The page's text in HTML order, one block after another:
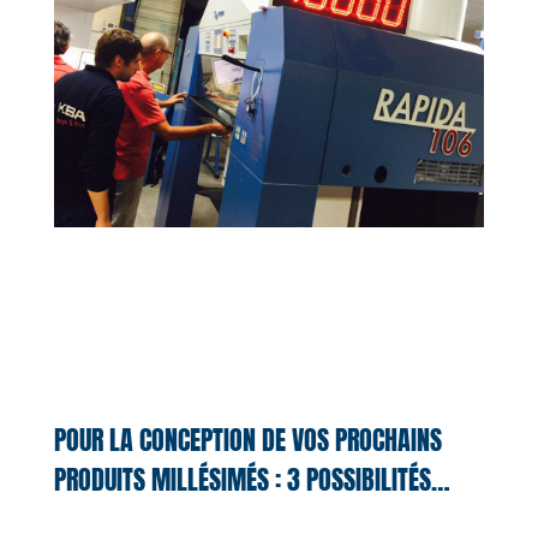
POUR LA CONCEPTION DE VOS PROCHAINS
PRODUITS MILLÉSIMÉS : 3 POSSIBILITÉS…